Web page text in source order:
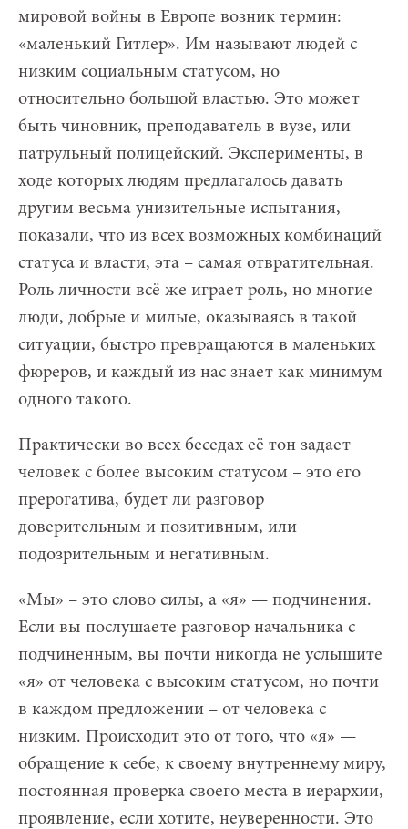
мировой войны в Европе возник термин:
«маленький Гитлер». Им называют людей с
низким социальным статусом, но
относительно большой властью. Это может
быть чиновник, преподаватель в вузе, или
патрульный полицейский. Эксперименты, в
ходе которых людям предлагалось давать
другим весьма унизительные испытания,
показали, что из всех возможных комбинаций
статуса и власти, эта – самая отвратительная.
Роль личности всё же играет роль, но многие
люди, добрые и милые, оказываясь в такой
ситуации, быстро превращаются в маленьких
фюреров, и каждый из нас знает как минимум
одного такого.
Практически во всех беседах её тон задает
человек с более высоким статусом – это его
прерогатива, будет ли разговор
доверительным и позитивным, или
подозрительным и негативным.
«Мы» – это слово силы, а «я» — подчинения.
Если вы послушаете разговор начальника с
подчиненным, вы почти никогда не услышите
«я» от человека с высоким статусом, но почти
в каждом предложении – от человека с
низким. Происходит это от того, что «я» —
обращение к себе, к своему внутреннему миру,
постоянная проверка своего места в иерархии,
проявление, если хотите, неуверенности. Это